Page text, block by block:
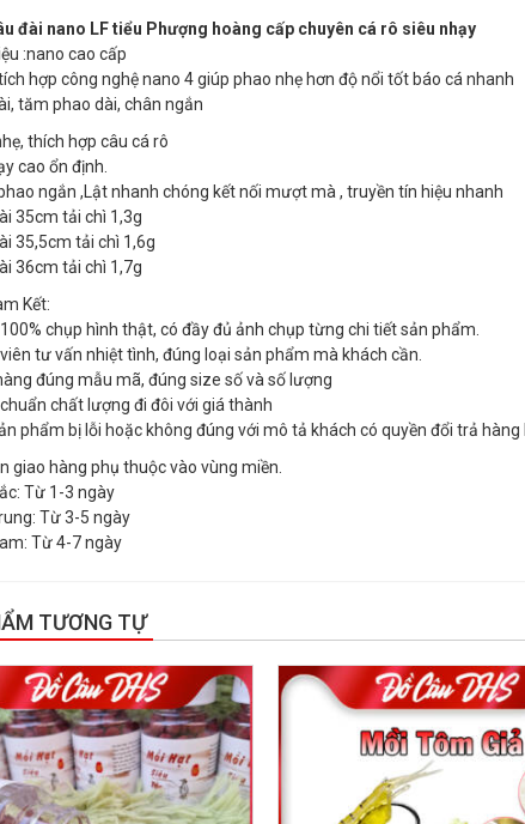
đài nano LF tiểu Phượng hoàng cấp chuyên cá rô siêu nhạy
:nano cao cấp
hợp công nghệ nano 4 giúp phao nhẹ hơn độ nổi tốt báo cá nhanh
tăm phao dài, chân ngắn
thích hợp câu cá rô
cao ổn định.
ngắn ,Lật nhanh chóng kết nối mượt mà , truyền tín hiệu nhanh
35cm tải chì 1,3g
35,5cm tải chì 1,6g
36cm tải chì 1,7g
Kết:
chụp hình thật, có đầy đủ ảnh chụp từng chi tiết sản phẩm.
tư vấn nhiệt tình, đúng loại sản phẩm mà khách cần.
đúng mẫu mã, đúng size số và số lượng
chất lượng đi đôi với giá thành
phẩm bị lỗi hoặc không đúng với mô tả khách có quyền đổi trả
giao hàng phụ thuộc vào vùng miền.
Từ 1-3 ngày
Từ 3-5 ngày
Từ 4-7 ngày
TƯƠNG TỰ
GIẢM GIÁ!